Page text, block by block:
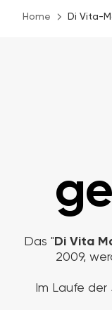
Home Di Vita-
Das " Di Vita
2009,
Im Laufe